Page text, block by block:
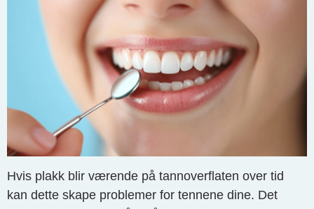
Hvis plakk blir værende på tannoverflaten over tid
kan dette skape problemer for tennene dine. Det